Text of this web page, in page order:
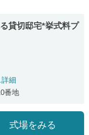
貸切邸宅*挙式料プ
細
番地
式場をみる